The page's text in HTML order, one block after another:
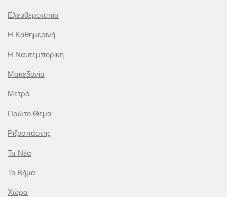
Ελευθεροτυπία
Η Καθημερινή
Η Ναυτεμπορική
Μακεδονία
Μετρό
Πρώτο Θέμα
Ριζοσπάστης
Τα Νέα
Το Βήμα
Χώρα